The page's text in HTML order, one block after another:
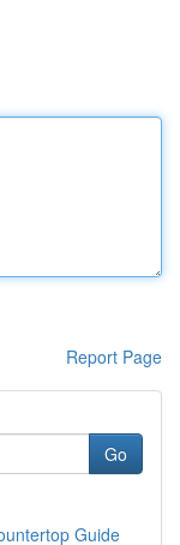
Report Page
Go
Guide